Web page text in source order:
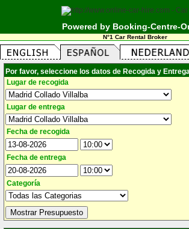
Powered by Booking-Centre-
N°1 Car Rental Broker
Por favor, seleccione los datos de Recogida y
Lugar de recogida
Lugar de entrega
Fecha de recogida
Fecha de entrega
Categoría